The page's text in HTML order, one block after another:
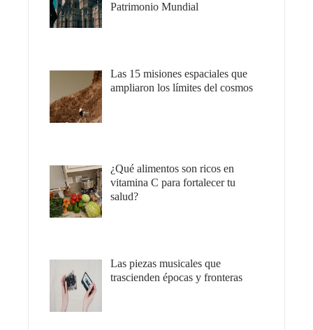
Patrimonio Mundial
Las 15 misiones espaciales que
ampliaron los límites del cosmos
¿Qué alimentos son ricos en
vitamina C para fortalecer tu
salud?
Las piezas musicales que
trascienden épocas y fronteras